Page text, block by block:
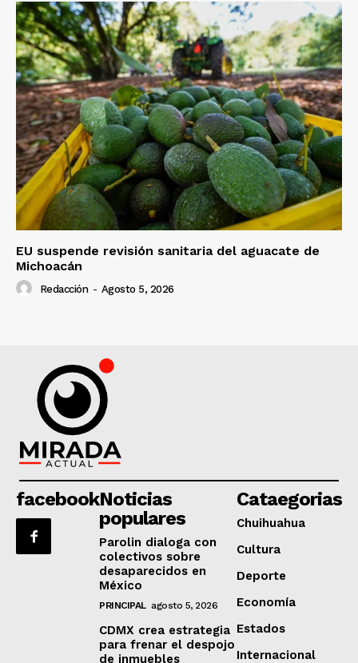
EU suspende revisión sanitaria del aguacate de
Michoacán
Redacción - Agosto 5, 2026
facebookNoticias
populares
Parolin dialoga con
colectivos sobre
desaparecidos en
México
PRINCIPAL agosto 5, 2026
CDMX crea estrategia
para frenar el despojo
de inmuebles
Cataegorias
Chuihuahua
Cultura
Deporte
Economía
Estados
Internacional